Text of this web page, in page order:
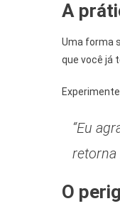
A
Uma forma
que você já
“Eu
retorna
O